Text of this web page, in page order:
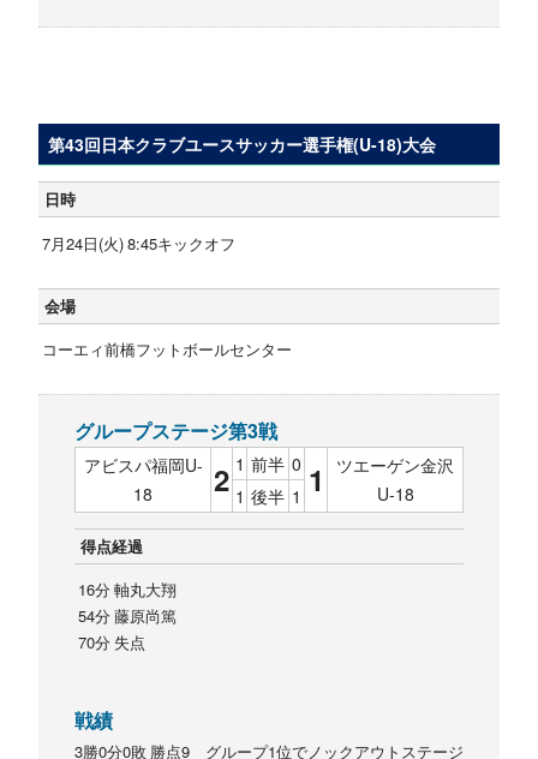
第43回日本クラブユースサッカー選手権(U-18)大会
日時
7月24日(火) 8:45キックオフ
会場
コーエィ前橋フットボールセンター
グループステージ第3戦
アビスパ福岡U-
18
2 1 前半 0 1
ツエーゲン金沢
U-18
1 後半 1
得点経過
16分 軸丸大翔
54分 藤原尚篤
70分 失点
戦績
3勝0分0敗 勝点9 グループ1位でノックアウトステージ